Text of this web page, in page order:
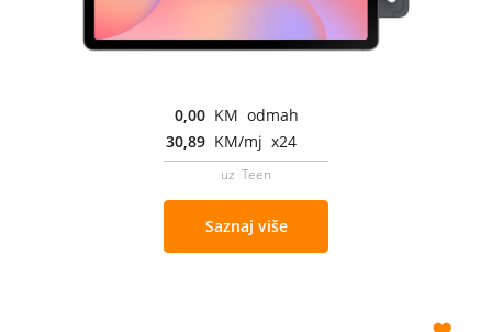
0,00 KM odmah
30,89 KM/mj x24
uz Teen
Saznaj više